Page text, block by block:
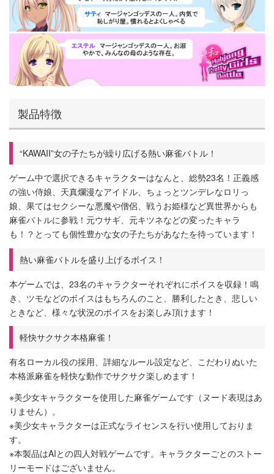
製品特徴
“KAWAII”女の子たちが繰り広げる熱い麻雀バトル！
ゲーム中で選択できるキャラクターはなんと、総勢23名！正義感
の強い侍娘、天真爛漫なアイドル、ちょっとツンデレなロリっ
娘、果てはセクシーな悪魔や僧侶、戦うお姫様など異世界からも
麻雀バトルに参戦！元ウサギ、元キツネなどの変ったキャラ
も！？とっても個性豊かな女の子たちがあなたを待っています！
熱い麻雀バトルを盛り上げるボイス！
本ゲームでは、23名のキャラクターそれぞれにボイスを収録！鳴
き、ツモなどのボイスはもちろんのこと、勝利したとき、悲しい
ときなど、様々な状況のボイスをお楽しみ頂けます！
軽快サクサク本格麻雀！
有名ローカル役の採用、詳細なルール設定など、こだわりぬいた
本格派麻雀を軽快な動作でサクサク楽しめます！
※美少女キャラクターを使用した麻雀ゲームです（ヌード表現はあ
りません）。
※美少女キャラクターは正式なライセンスを行い使用しておりま
す。
※本製品はAIとの四人対戦ゲームです。キャラクターごとのストー
リーモードはございません。